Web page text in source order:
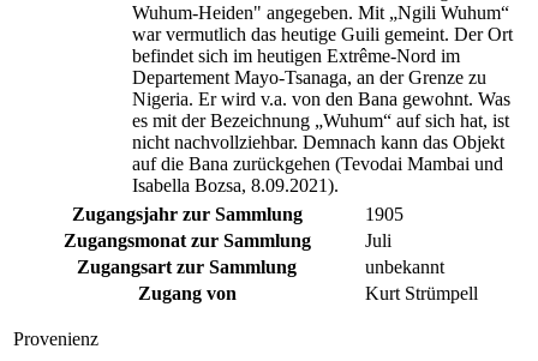
Wuhum-Heiden" angegeben. Mit „Ngili Wuhum“
war vermutlich das heutige Guili gemeint. Der Ort
befindet sich im heutigen Extrême-Nord im
Departement Mayo-Tsanaga, an der Grenze zu
Nigeria. Er wird v.a. von den Bana gewohnt. Was
es mit der Bezeichnung „Wuhum“ auf sich hat, ist
nicht nachvollziehbar. Demnach kann das Objekt
auf die Bana zurückgehen (Tevodai Mambai und
Isabella Bozsa, 8.09.2021).
Zugangsjahr zur Sammlung
1905
Zugangsmonat zur Sammlung
Juli
Zugangsart zur Sammlung
unbekannt
Zugang von
Kurt Strümpell
Provenienz